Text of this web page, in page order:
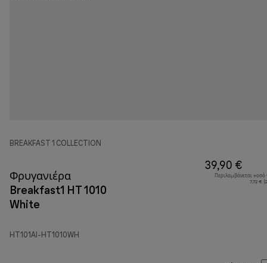
BREAKFAST 1 COLLECTION
Φρυγανιέρα
Breakfast1 HT 1010
White
HT101AI-HT1010WH
39,90 €
Περιλαμβάνεται
7,72 €